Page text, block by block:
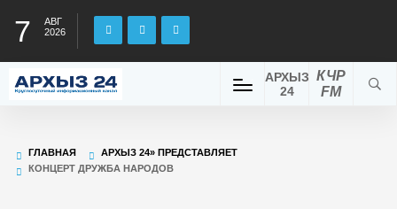
7
АВГ
2026
КЧР
FM
АРХЫЗ
24
ГЛАВНАЯ
АРХЫЗ 24» ПРЕДСТАВЛЯЕТ
КОНЦЕРТ ДРУЖБА НАРОДОВ